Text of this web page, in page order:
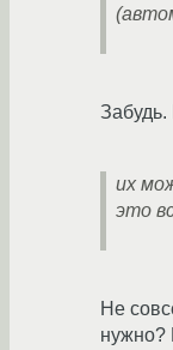
Забудь.
их
это
Не
нужно?